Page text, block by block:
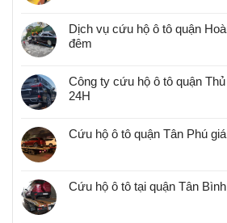
Dịch vụ cứu hộ ô tô quận
đêm
Công ty cứu hộ ô tô quận
24H
Cứu hộ ô tô quận Tân Phú
Cứu hộ ô tô tại quận Tân